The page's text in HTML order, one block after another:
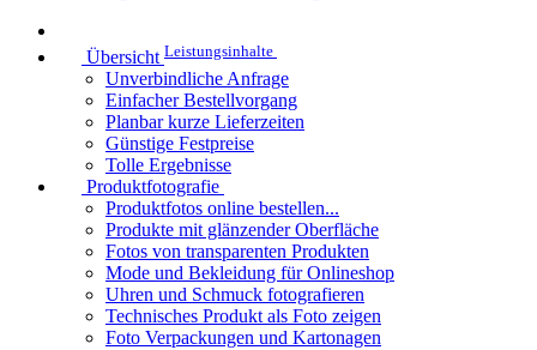
Übersicht Leistungsinhalte
Unverbindliche Anfrage
Einfacher Bestellvorgang
Planbar kurze Lieferzeiten
Günstige Festpreise
Tolle Ergebnisse
Produktfotografie
Produktfotos online bestellen...
Produkte mit glänzender Oberfläche
Fotos von transparenten Produkten
Mode und Bekleidung für Onlineshop
Uhren und Schmuck fotografieren
Technisches Produkt als Foto zeigen
Foto Verpackungen und Kartonagen